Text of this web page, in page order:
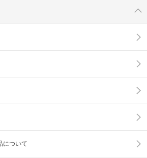
について